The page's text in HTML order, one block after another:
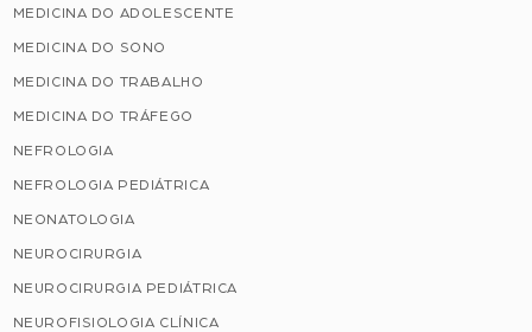
MEDICINA DO ADOLESCENTE
MEDICINA DO SONO
MEDICINA DO TRABALHO
MEDICINA DO TRÁFEGO
NEFROLOGIA
NEFROLOGIA PEDIÁTRICA
NEONATOLOGIA
NEUROCIRURGIA
NEUROCIRURGIA PEDIÁTRICA
NEUROFISIOLOGIA CLÍNICA